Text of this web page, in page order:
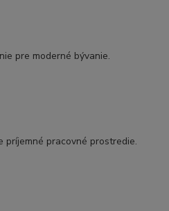
pre moderné bývanie.
pracovné prostredie.